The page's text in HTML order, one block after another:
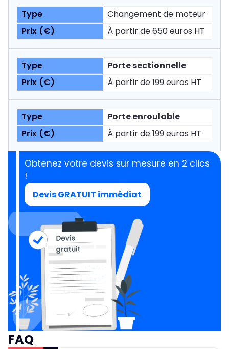
Changement de moteur
À partir de 650 euros HT
Porte sectionnelle
À partir de 199 euros HT
Porte enroulable
À partir de 199 euros HT
Obtenez votre devis sur mesure en 2 clics
!
Devis GRATUIT immédiat
FAQ